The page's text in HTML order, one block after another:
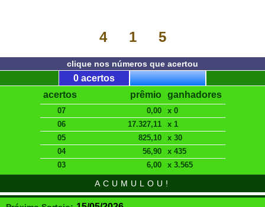
4 1 5
clique nos números que acertou
0 acertos
acertos
07
06
05
04
03
prêmio
0,00
17.327,11
825,10
56,90
6,00
ganhadores
x 0
x 1
x 30
x 435
x 3.565
ACUMULOU!